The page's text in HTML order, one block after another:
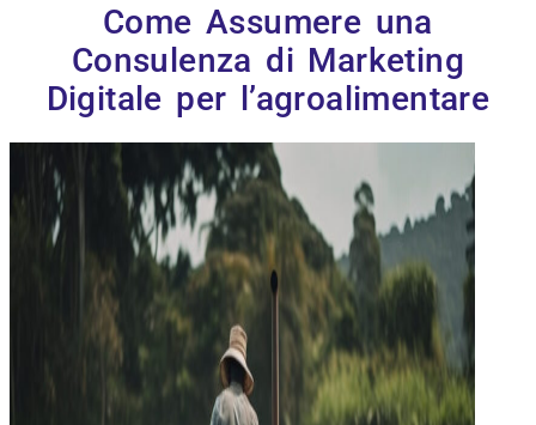
Come Assumere una
Consulenza di Marketing
Digitale per l’agroalimentare